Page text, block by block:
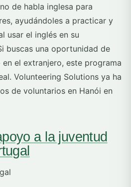
de habla inglesa para
ayudándoles a practicar y
usar el inglés en su
buscas una oportunidad de
el extranjero, este programa
Volunteering Solutions ya ha
de voluntarios en Hanói en
a la juventud